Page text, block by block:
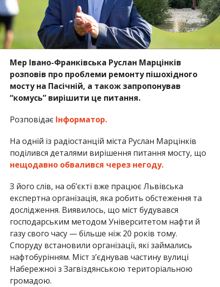
Мер Івано-Франківська Руслан Марцінків
розповів про проблеми ремонту пішохідного
мосту на Пасічній, а також запропонував
“комусь” вирішити це питання.
РозповідаєІнформатор.
На одній із радіостанцій міста Руслан Марцінків
поділився деталями вирішення питання мосту, що
нещодавно обвалився через негоду.
З його слів, на об’єкті вже працює Львівська
експертна організація, яка робить обстеження та
дослідження. Виявилось, що міст будувався
господарським методом Університетом нафти й
газу свого часу — більше ніж 20 років тому.
Споруду встановили організації, які займались
нафтобурінням. Міст з’єднував частину вулиці
Набережної з Загвіздянською територіальною
громадою.